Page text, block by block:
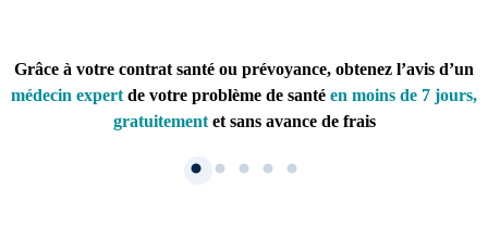
Grâce à votre contrat santé ou prévoyance, obtenez l’avis d’un
médecin expert de votre problème de santé en moins de 7 jours,
gratuitementet sans avance de frais